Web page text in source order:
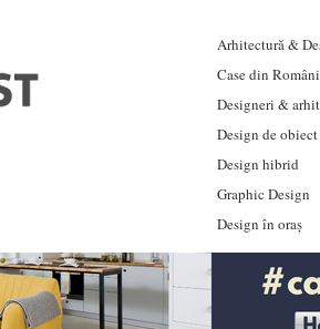
Arhitectură &
Case din
Designeri &
Design de obiect
Design hibrid
Graphic Design
Design în oraș